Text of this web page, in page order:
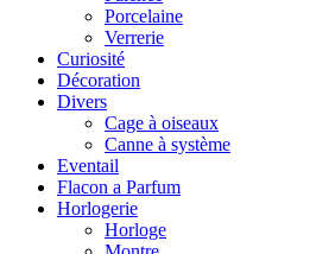
Porcelaine
Verrerie
Curiosité
Décoration
Divers
Cage à oiseaux
Canne à système
Eventail
Flacon a Parfum
Horlogerie
Horloge